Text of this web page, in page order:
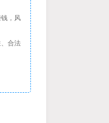
，风
合法